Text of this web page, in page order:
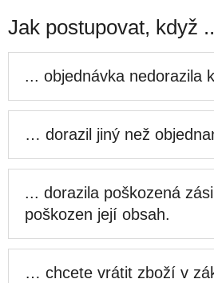
Jak postupovat, když
... objednávka nedorazila
… dorazil jiný než
... dorazila poškozená
poškozen její obsah.
… chcete vrátit zboží v